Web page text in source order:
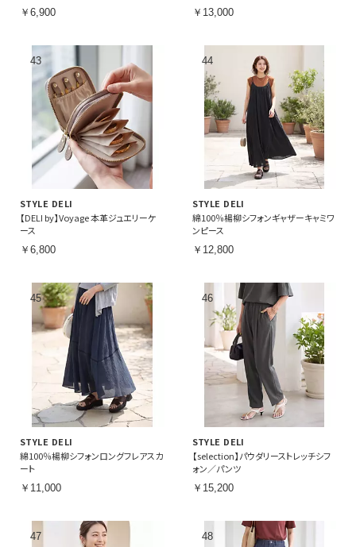
￥6,900 ￥13,000
STYLE DELI
【DELI by】Voyage 本革ジュエリーケ
ース
￥6,800
STYLE DELI
綿100％楊柳シフォンギャザーキャミワ
ンピース
￥12,800
STYLE DELI
綿100％楊柳シフォンロングフレアスカ
ート
￥11,000
STYLE DELI
【selection】パウダリーストレッチシフ
ォン／パンツ
￥15,200